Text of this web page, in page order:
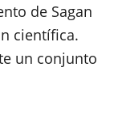
de Sagan
científica.
un conjunto